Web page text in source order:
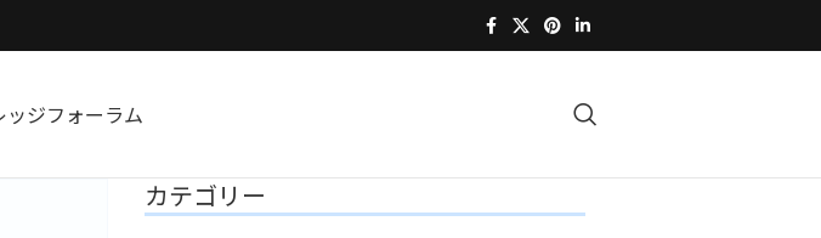
ッジフォーラム
カテゴリー